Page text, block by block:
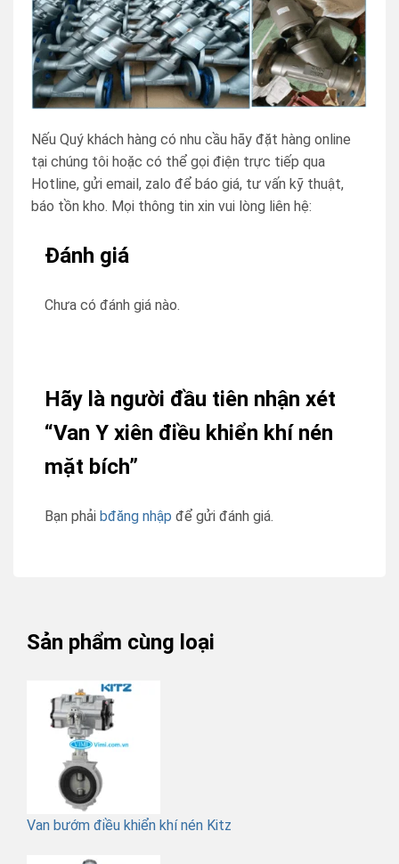
Nếu Quý khách hàng có nhu cầu hãy đặt hàng online
tại chúng tôi hoặc có thể gọi điện trực tiếp qua
Hotline, gửi email, zalo để báo giá, tư vấn kỹ thuật,
báo tồn kho. Mọi thông tin xin vui lòng liên hệ:
Đánh giá
Chưa có đánh giá nào.
Hãy là người đầu tiên nhận xét
“Van Y xiên điều khiển khí nén
mặt bích”
Bạn phải bđăng nhập để gửi đánh giá.
Sản phẩm cùng loại
Van bướm điều khiển khí nén Kitz